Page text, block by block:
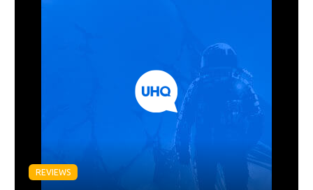
REVIEWS